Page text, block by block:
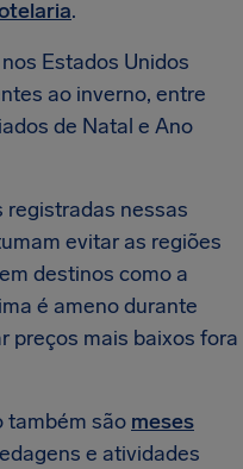
.
Estados Unidos
ao inverno, entre
de Natal e Ano
registradas nessas
evitar as regiões
destinos como a
é ameno durante
preços mais baixos fora
também são meses
e atividades